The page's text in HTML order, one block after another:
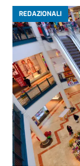
REDAZIONALI